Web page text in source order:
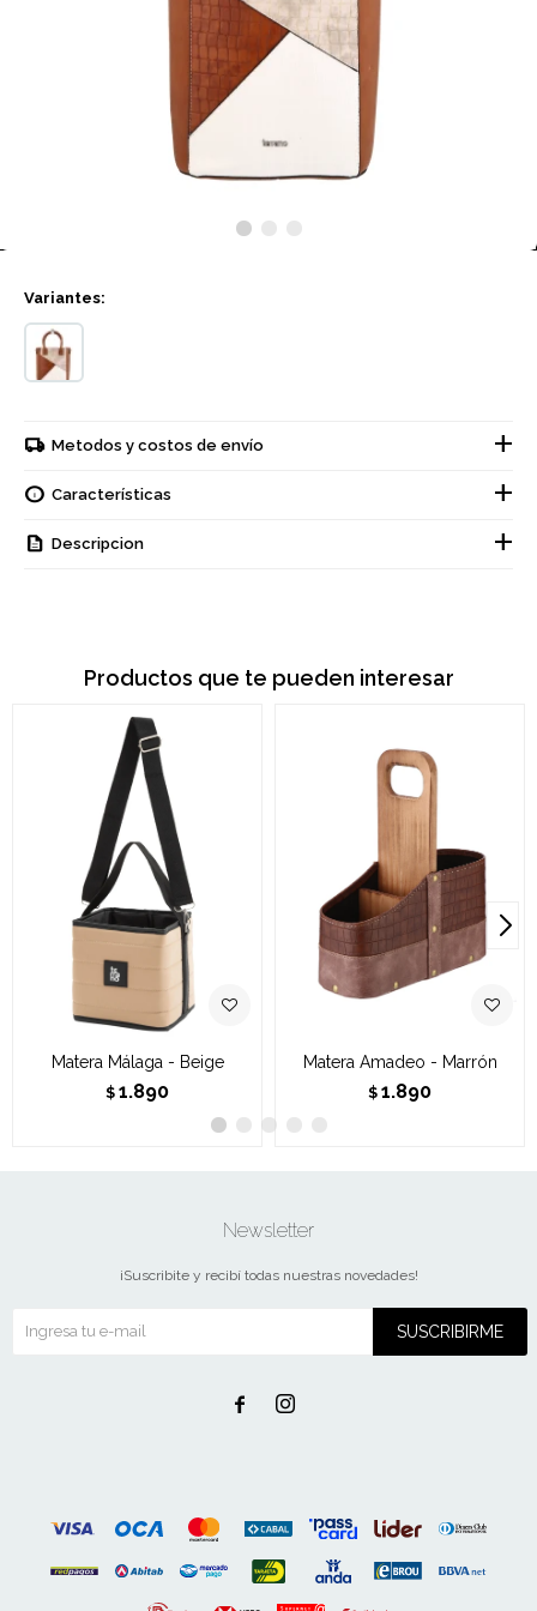
Variantes:
Metodos y costos de envío
Características
Descripcion
Productos que te pueden interesar
Matera Málaga - Beige
$ 1.890
Matera Amadeo - Marrón
$ 1.890
Newsletter
¡Suscribite y recibí todas nuestras novedades!
SUSCRIBIRME
 